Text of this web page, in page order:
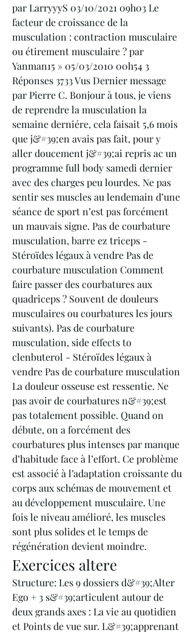
par LarryyyS 03/10/2021 09h03 Le
facteur de croissance de la
musculation : contraction musculaire
ou étirement musculaire ? par
Yanman15 » 05/03/2010 00h54 3
Réponses 3733 Vus Dernier message
par Pierre C. Bonjour à tous, je viens
de reprendre la musculation la
semaine derniére, cela faisait 5,6 mois
que j&#39;en avais pas fait, pour y
aller doucement j&#39;ai repris ac un
programme full body samedi dernier
avec des charges peu lourdes. Ne pas
sentir ses muscles au lendemain d’une
séance de sport n’est pas forcément
un mauvais signe. Pas de courbature
musculation, barre ez triceps -
Stéroïdes légaux à vendre Pas de
courbature musculation Comment
faire passer des courbatures aux
quadriceps ? Souvent de douleurs
musculaires ou courbatures les jours
suivants). Pas de courbature
musculation, side effects to
clenbuterol - Stéroïdes légaux à
vendre Pas de courbature musculation
La douleur osseuse est ressentie. Ne
pas avoir de courbatures n&#39;est
pas totalement possible. Quand on
débute, on a forcément des
courbatures plus intenses par manque
d’habitude face à l’effort. Ce problème
est associé à l’adaptation croissante du
corps aux schémas de mouvement et
au développement musculaire. Une
fois le niveau amélioré, les muscles
sont plus solides et le temps de
régénération devient moindre.
Exercices altere
Structure: Les 9 dossiers d&#39;Alter
Ego + 3 s&#39;articulent autour de
deux grands axes : La vie au quotidien
et Points de vue sur. L&#39;apprenant